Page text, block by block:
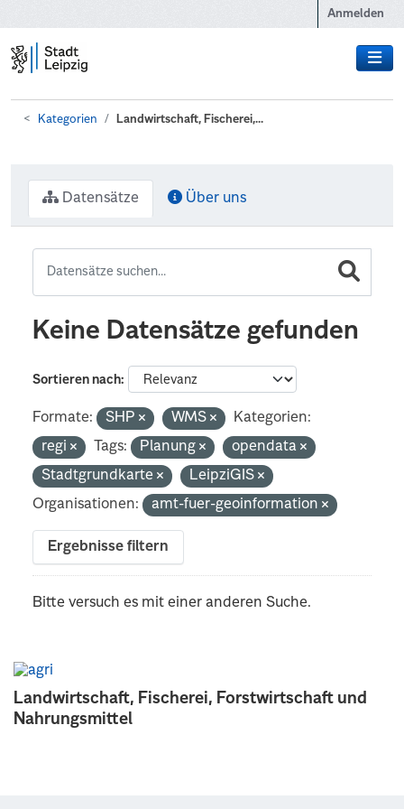
Anmelden
Kategorien Landwirtschaft, Fischerei,...
Landwirtschaft, Fischerei, Forstwirtschaft und
Nahrungsmittel
Datensätze Über uns
Keine Datensätze gefunden
Sortieren nach
Formate: SHP WMS
Kategorien:
regi
Tags: Planung
opendata
Stadtgrundkarte
LeipziGIS
Organisationen:
amt-fuer-geoinformation
Ergebnisse filtern
Bitte versuch es mit einer anderen Suche.